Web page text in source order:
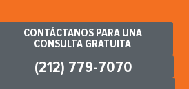
CONTÁCTANOS PARA UNA
CONSULTA GRATUITA
(212) 779-7070